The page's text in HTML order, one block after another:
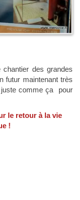
des grandes
futur maintenant très
comme ça pour
le retour à la vie
!